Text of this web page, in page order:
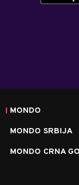
MONDO
MONDO SRBIJA
MONDO CRNA